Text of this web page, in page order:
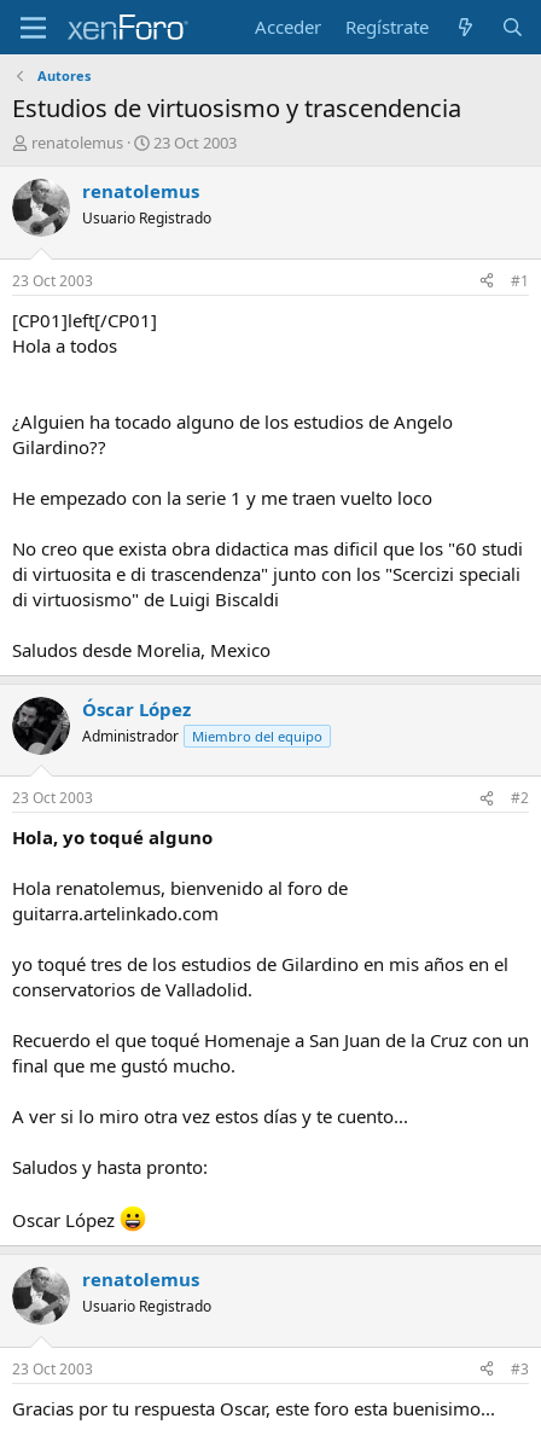
Acceder Regístrate
Autores
Estudios de virtuosismo y trascendencia
I
i
c
i
a
d
o
r
d
e
e
m
renatolemus
F
c
a
i
n
i
23 Oct 2003
renatolemus
Usuario Registrado
23 Oct 2003 #1
[CP01]left[/CP01]
Hola a todos
¿Alguien ha tocado alguno de los estudios de Angelo
Gilardino??
He empezado con la serie 1 y me traen vuelto loco
No creo que exista obra didactica mas dificil que los "60 studi
di virtuosita e di trascendenza" junto con los "Scercizi speciali
di virtuosismo" de Luigi Biscaldi
Saludos desde Morelia, Mexico
Óscar López
Administrador Miembro del equipo
23 Oct 2003 #2
Hola, yo toqué alguno
Hola renatolemus, bienvenido al foro de
guitarra.artelinkado.com
yo toqué tres de los estudios de Gilardino en mis años en el
conservatorios de Valladolid.
Recuerdo el que toqué Homenaje a San Juan de la Cruz con un
final que me gustó mucho.
A ver si lo miro otra vez estos días y te cuento...
Saludos y hasta pronto:
Oscar López
renatolemus
Usuario Registrado
23 Oct 2003 #3
Gracias por tu respuesta Oscar, este foro esta buenisimo...